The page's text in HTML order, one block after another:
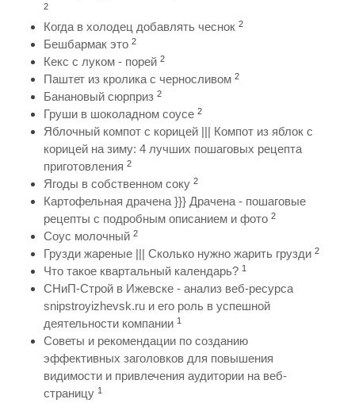
2
Когда в холодец добавлять чеснок 2
Бешбармак это 2
Кекс с луком - порей 2
Паштет из кролика с черносливом 2
Банановый сюрприз 2
Груши в шоколадном соусе 2
Яблочный компот с корицей ||| Компот из яблок с
корицей на зиму: 4 лучших пошаговых рецепта
приготовления 2
Ягоды в собственном соку 2
Картофельная драчена }}} Драчена - пошаговые
рецепты с подробным описанием и фото 2
Соус молочный 2
Грузди жареные ||| Сколько нужно жарить грузди 2
Что такое квартальный календарь? 1
СНиП-Строй в Ижевске - анализ веб-ресурса
snipstroyizhevsk.ru и его роль в успешной
деятельности компании 1
Советы и рекомендации по созданию
эффективных заголовков для повышения
видимости и привлечения аудитории на веб-
страницу 1